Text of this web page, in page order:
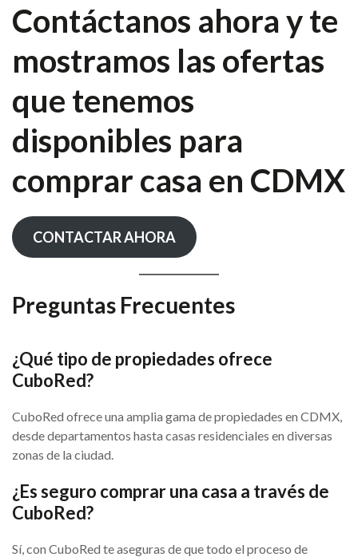
Contáctanos ahora y te
mostramos las ofertas
que tenemos
disponibles para
comprar casa en CDMX
CONTACTAR AHORA
Preguntas Frecuentes
¿Qué tipo de propiedades ofrece
CuboRed?
CuboRed ofrece una amplia gama de propiedades en CDMX,
desde departamentos hasta casas residenciales en diversas
zonas de la ciudad.
¿Es seguro comprar una casa a través de
CuboRed?
Sí, con CuboRed te aseguras de que todo el proceso de